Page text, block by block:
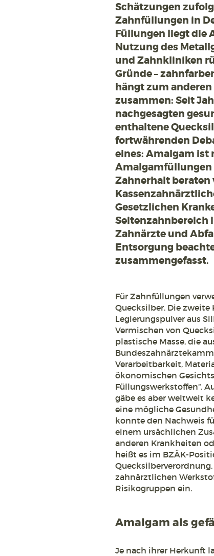
Schätzungen
Zahnfüllungen in
Füllungen liegt die
Nutzung des
und Zahnkliniken
Gründe –
hängt zum
zusammen: Seit
nachgesagten
enthaltene
fortwährenden
eines: Amalgam ist
Amalgamfüllungen
Zahnerhalt beraten
Gesetzlichen
Seitenzahnbereich
Zahnärzte und
Entsorgung
zusammengefasst.
Für Zahnfüllungen
Quecksilber. Die
Legierungspulver aus
Vermischen von
plastische Masse, die
Verarbeitbarkeit,
ökonomischen
Füllungswerkstoffen“.
gäbe es aber weltweit
eine mögliche
konnte den Nachweis
einem ursächlichen
anderen Krankheiten
heißt es im BZÄK-
zahnärztlichen
Risikogruppen ein.
Amalgam als
Je nach ihrer Herkunft